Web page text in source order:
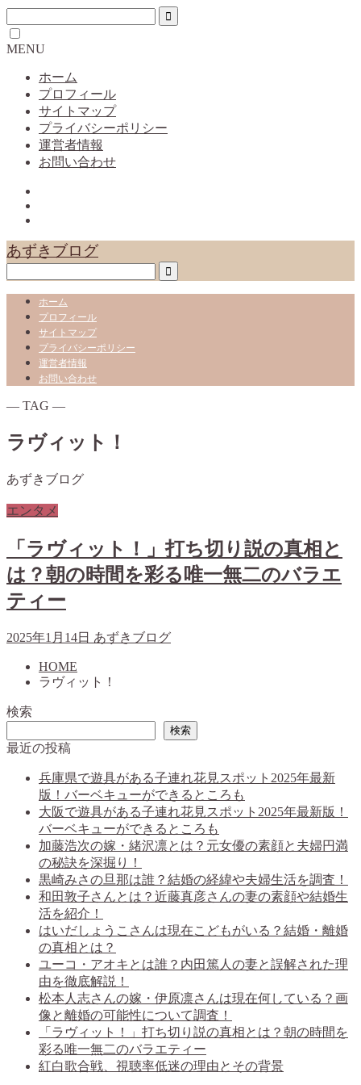
MENU
ホーム
プロフィール
サイトマップ
プライバシーポリシー
運営者情報
お問い合わせ
あずきブログ
ホーム
プロフィール
サイトマップ
プライバシーポリシー
運営者情報
お問い合わせ
― TAG ―
ラヴィット！
あずきブログ
エンタメ
「ラヴィット！」打ち切り説の真相と
は？朝の時間を彩る唯一無二のバラエ
ティー
2025年1月14日 あずきブログ
HOME
ラヴィット！
検索
検索
最近の投稿
兵庫県で遊具がある子連れ花見スポット2025年最新
版！バーベキューができるところも
大阪で遊具がある子連れ花見スポット2025年最新版！
バーベキューができるところも
加藤浩次の嫁・緒沢凛とは？元女優の素顔と夫婦円満
の秘訣を深掘り！
黒崎みさの旦那は誰？結婚の経緯や夫婦生活を調査！
和田敦子さんとは？近藤真彦さんの妻の素顔や結婚生
活を紹介！
はいだしょうこさんは現在こどもがいる？結婚・離婚
の真相とは？
ユーコ・アオキとは誰？内田篤人の妻と誤解された理
由を徹底解説！
松本人志さんの嫁・伊原凛さんは現在何している？画
像と離婚の可能性について調査！
「ラヴィット！」打ち切り説の真相とは？朝の時間を
彩る唯一無二のバラエティー
紅白歌合戦、視聴率低迷の理由とその背景